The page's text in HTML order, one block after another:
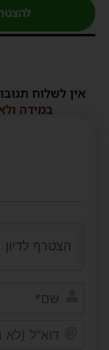
אין לשלוח
במידה